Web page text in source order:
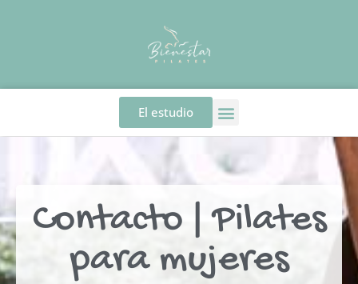
El estudio
Contacto | Pilates
para mujeres